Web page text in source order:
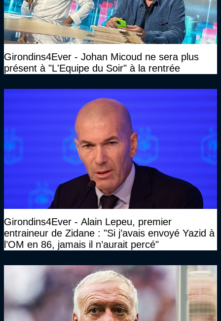
Girondins4Ever - Johan Micoud ne sera plus
présent à "L'Equipe du Soir" à la rentrée
Girondins4Ever - Alain Lepeu, premier
entraineur de Zidane : "Si j’avais envoyé Yazid à
l’OM en 86, jamais il n’aurait percé"